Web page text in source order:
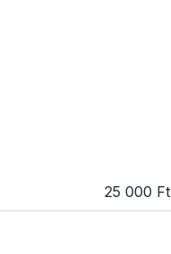
25 000 Ft